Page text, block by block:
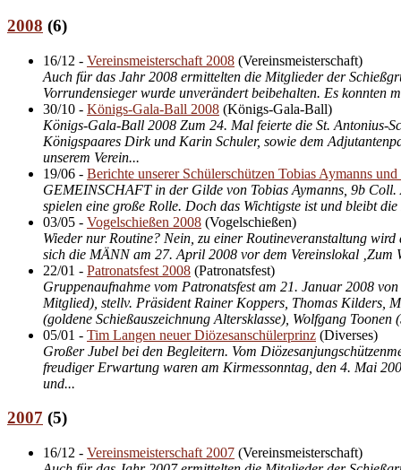
2008 (6)
16/12 - Vereinsmeisterschaft 2008 (Vereinsmeisterschaft)
Auch für das Jahr 2008 ermittelten die Mitglieder der
Vorrundensieger wurde unverändert beibehalten. Es konnten
30/10 - Königs-Gala-Ball 2008 (Königs-Gala-Ball)
Königs-Gala-Ball 2008 Zum 24. Mal feierte die St. Antonius-
Königspaares Dirk und Karin Schuler, sowie dem
unserem Verein...
19/06 - Berichte unserer Schülerschützen Tobias Aymanns
GEMEINSCHAFT in der Gilde von Tobias Aymanns, 9b Coll.
spielen eine große Rolle. Doch das Wichtigste ist und bleibt
03/05 - Vogelschießen 2008 (Vogelschießen)
Wieder nur Routine? Nein, zu einer Routineveranstaltung
sich die MÄNN am 27. April 2008 vor dem Vereinslokal ‚Zum
22/01 - Patronatsfest 2008 (Patronatsfest)
Gruppenaufnahme vom Patronatsfest am 21. Januar 2008
Mitglied), stellv. Präsident Rainer Koppers, Thomas Kilders,
(goldene Schießauszeichnung Altersklasse), Wolfgang
05/01 - Tim Langen neuer Diözesanschülerprinz (Diverses)
Großer Jubel bei den Begleitern. Vom
freudiger Erwartung waren am Kirmessonntag, den 4. Mai
und...
2007 (5)
16/12 - Vereinsmeisterschaft 2007 (Vereinsmeisterschaft)